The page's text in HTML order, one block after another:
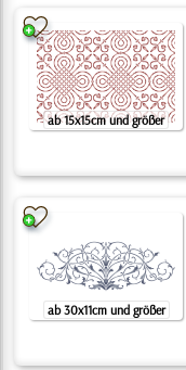
ab 15x15cm und größer
ab 30x11cm und größer